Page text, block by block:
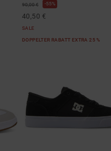
90,00 € 55%
40,50 €
SALE
DOPPELTER RABATT EXTRA 25 %